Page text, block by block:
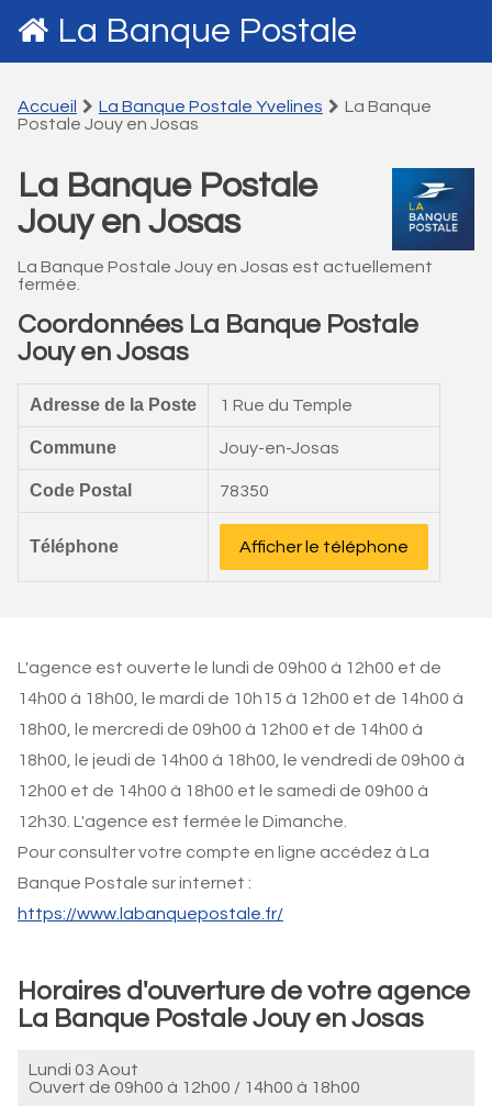
La Banque Postale
Accueil La Banque Postale Yvelines
La Banque
Postale Jouy en Josas
La Banque Postale
Jouy en Josas
La Banque Postale Jouy en Josas est actuellement
fermée.
Coordonnées La Banque Postale
Jouy en Josas
Adresse de la Poste 1 Rue du Temple
Commune Jouy-en-Josas
Code Postal 78350
Téléphone Afficher le téléphone
L'agence est ouverte le lundi de 09h00 à 12h00 et de
14h00 à 18h00, le mardi de 10h15 à 12h00 et de 14h00 à
18h00, le mercredi de 09h00 à 12h00 et de 14h00 à
18h00, le jeudi de 14h00 à 18h00, le vendredi de 09h00 à
12h00 et de 14h00 à 18h00 et le samedi de 09h00 à
12h30. L'agence est fermée le Dimanche.
Pour consulter votre compte en ligne accédez à La
Banque Postale sur internet :
https://www.labanquepostale.fr/
Horaires d'ouverture de votre agence
La Banque Postale Jouy en Josas
Lundi 03 Aout
Ouvert de 09h00 à 12h00 / 14h00 à 18h00